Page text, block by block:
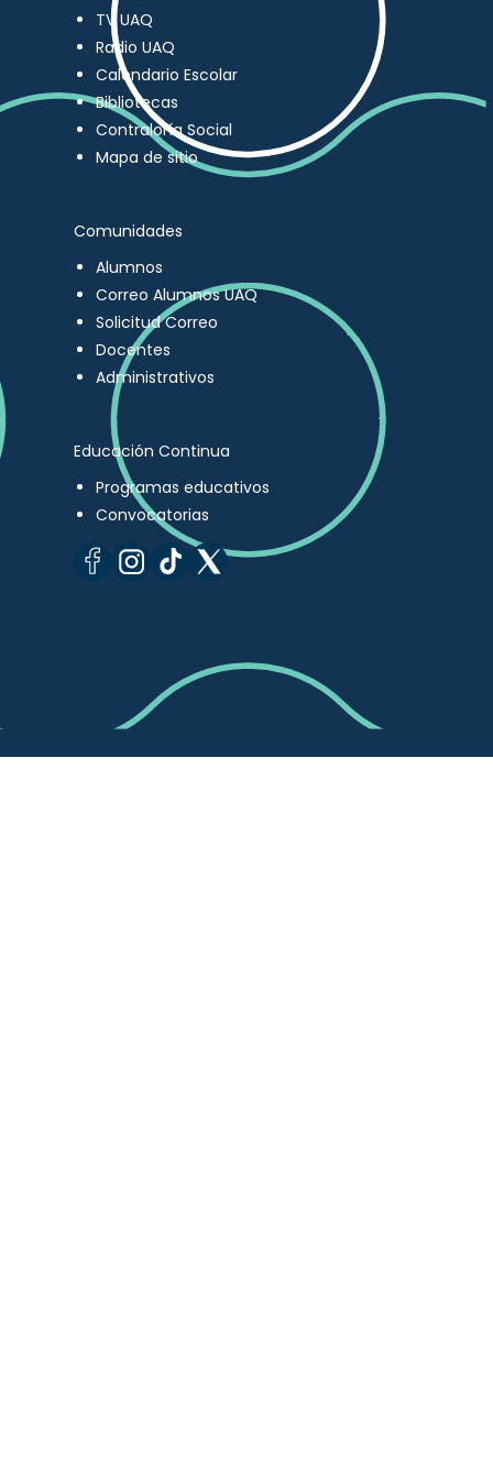
TV UAQ
Radio UAQ
Calendario Escolar
Bibliotecas
Contraloría Social
Mapa de sitio
Comunidades
Alumnos
Correo Alumnos UAQ
Solicitud Correo
Docentes
Administrativos
Educación Continua
Programas educativos
Convocatorias